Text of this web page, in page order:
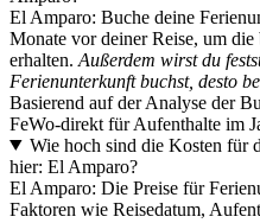
El Amparo: Buche deine
Monate vor deiner Reise, um
erhalten. Außerdem wirst du
Ferienunterkunft buchst, desto
Basierend auf der Analyse der
FeWo-direkt für Aufenthalte im
Wie hoch sind die Kosten für
hier: El Amparo?
El Amparo: Die Preise für
Faktoren wie Reisedatum,